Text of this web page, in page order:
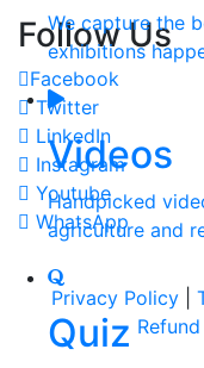
We capture the
exhibitions
Videos
Handpicked
agriculture and
Quiz
Follow Us
Facebook
Twitter
LinkedIn
Instagram
Youtube
WhatsApp
Privacy Policy